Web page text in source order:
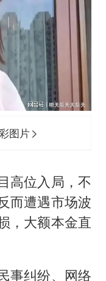
图片
高位入局，不
而遭遇市场波
，大额本金直
事纠纷、网络